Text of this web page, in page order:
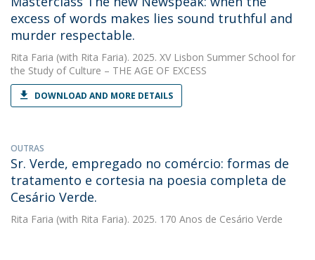
excess of words makes lies sound truthful and
murder respectable.
Rita Faria (with Rita Faria). 2025. XV Lisbon Summer School for
the Study of Culture – THE AGE OF EXCESS
DOWNLOAD AND MORE DETAILS
OUTRAS
Sr. Verde, empregado no comércio: formas de
tratamento e cortesia na poesia completa de
Cesário Verde.
Rita Faria (with Rita Faria). 2025. 170 Anos de Cesário Verde